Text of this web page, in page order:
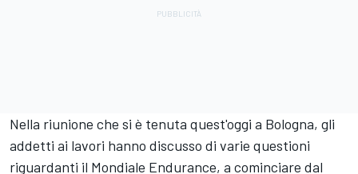
Nella riunione che si è tenuta quest'oggi a Bologna, gli
addetti ai lavori hanno discusso di varie questioni
riguardanti il Mondiale Endurance, a cominciare dal